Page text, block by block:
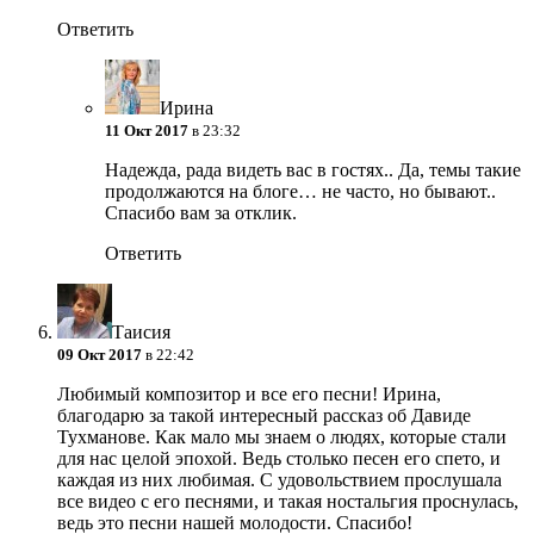
Ответить
Ирина
11 Окт 2017 в 23:32
Надежда, рада видеть вас в гостях.. Да, темы такие
продолжаются на блоге… не часто, но бывают..
Спасибо вам за отклик.
Ответить
Таисия
09 Окт 2017 в 22:42
Любимый композитор и все его песни! Ирина,
благодарю за такой интересный рассказ об Давиде
Тухманове. Как мало мы знаем о людях, которые стали
для нас целой эпохой. Ведь столько песен его спето, и
каждая из них любимая. С удовольствием прослушала
все видео с его песнями, и такая ностальгия проснулась,
ведь это песни нашей молодости. Спасибо!